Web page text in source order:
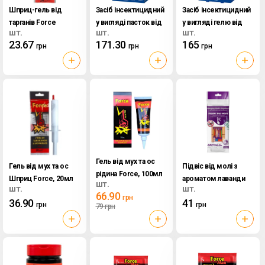
Шприц-гель від
тарганів Force
Blyskavka, 20мл
шт.
23.67 грн
Засіб інсектицидний
у вигляді пасток від
повзаючих комах
Irex 6шт
шт.
171.30 грн
Засіб інсектицидний
у вигляді гелю від
повзаючих комах
Irex 75мл
шт.
165 грн
Гель від мух та ос
Шприц Force, 20мл
шт.
36.90 грн
Гель від мух та ос
рідина Force, 100мл
шт.
66.90 грн
79грн
Підвіс від молі з
ароматом лаванди
Blyskavka 2шт
шт.
41 грн